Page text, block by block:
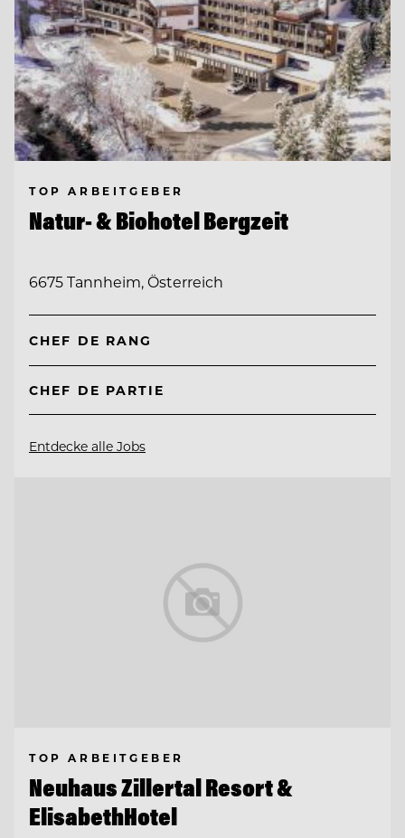
TOP ARBEITGEBER
Natur- & Biohotel Bergzeit
6675 Tannheim, Österreich
CHEF DE RANG
CHEF DE PARTIE
Entdecke alle Jobs
TOP ARBEITGEBER
Neuhaus Zillertal Resort &
ElisabethHotel